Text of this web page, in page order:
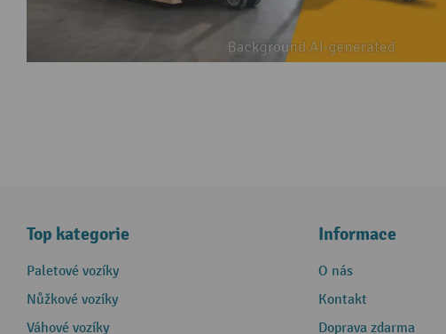
Top kategorie
Paletové vozíky
Nůžkové vozíky
Váhové vozíky
Informace
O nás
Kontakt
Doprava zdarma